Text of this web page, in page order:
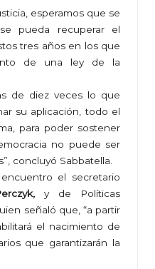
esperamos que se
pueda recuperar el
tres años en los que
de una ley de la
de diez veces lo que
su aplicación, todo el
para poder sostener
no puede ser
concluyó Sabbatella.
el secretario
y de Políticas
señaló que, “a partir
el nacimiento de
que garantizarán la